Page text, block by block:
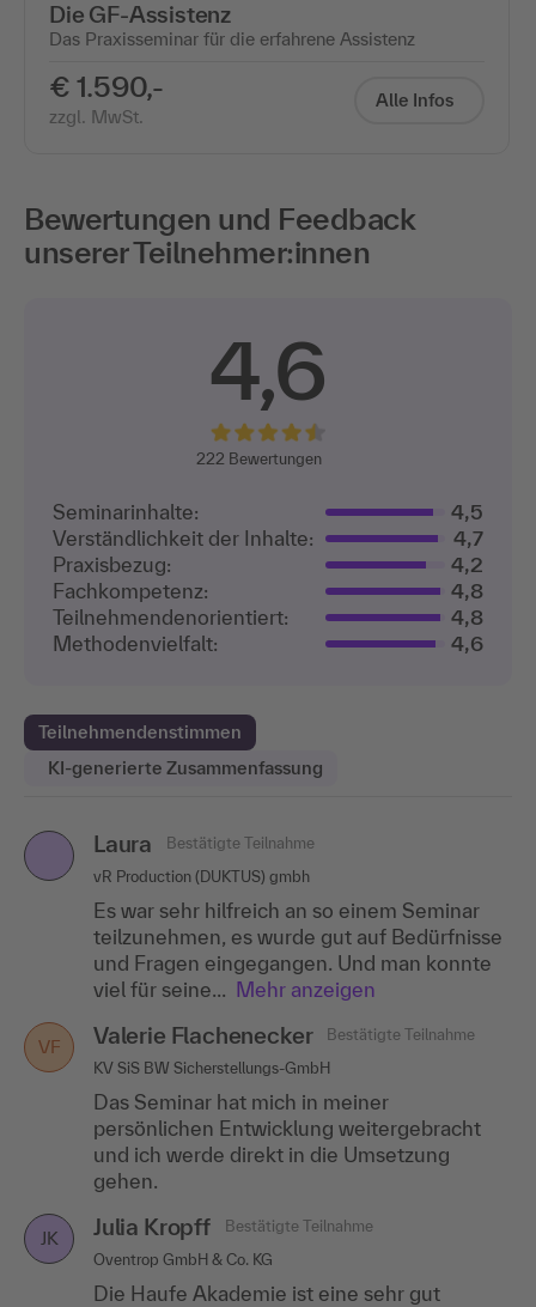
Die GF-Assistenz
Das Praxisseminar für die erfahrene Assistenz
€ 1.590,-
zzgl. MwSt.
Alle Infos
Bewertungen und Feedback
unserer Teilnehmer:innen
4,6
222 Bewertungen
Seminarinhalte:
4,5
Verständlichkeit der Inhalte:
4,7
Praxisbezug:
4,2
Fachkompetenz:
4,8
Teilnehmenden­orientiert:
4,8
Methodenvielfalt:
4,6
Teilnehmendenstimmen
KI-generierte Zusammenfassung
Laura
Bestätigte Teilnahme
vR Production (DUKTUS) gmbh
Es war sehr hilfreich an so einem Seminar
teilzunehmen, es wurde gut auf Bedürfnisse
und Fragen eingegangen. Und man konnte
viel für seine... Mehr anzeigen
VF Valerie Flachenecker
Bestätigte Teilnahme
KV SiS BW Sicherstellungs-GmbH
Das Seminar hat mich in meiner
persönlichen Entwicklung weitergebracht
und ich werde direkt in die Umsetzung
gehen.
JK Julia Kropff
Bestätigte Teilnahme
Oventrop GmbH & Co. KG
Die Haufe Akademie ist eine sehr gut
Katrin Kanczkowski
Bestätigte Teilnahme
Smurfit Kappa Hoya Papier und Karton GmbH
Ich habe mich in dem Seminar sehr wohl
gefühlt. Alle Teilnehmerinnen waren sehr
offen und freundlich. Das Arbeiten in der
Gruppe hat mir viel... Mehr anzeigen
SN Susanne Necke
Bestätigte Teilnahme
Kontinent Spedition GmbH
Die Trainerin hat das komplette Seminar
perfekt geleitet und alle Erwartungen
übertroffen. Der Zugang zum Online-
Seminar war einfach und